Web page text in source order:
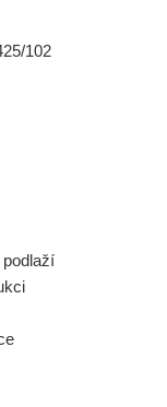
102